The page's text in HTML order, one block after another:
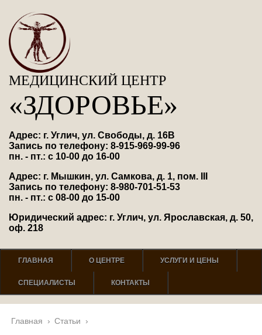
МЕДИЦИНСКИЙ ЦЕНТР
«ЗДОРОВЬЕ»
Адрес: г. Углич, ул. Свободы, д. 16В
Запись по телефону: 8-915-969-99-96
пн. - пт.: с 10-00 до 16-00
Адрес: г. Мышкин, ул. Самкова, д. 1, пом. III
Запись по телефону: 8-980-701-51-53
пн. - пт.: с 08-00 до 15-00
Юридический адрес: г. Углич, ул. Ярославская, д. 50,
оф. 218
ГЛАВНАЯ О ЦЕНТРЕ УСЛУГИ И ЦЕНЫ
СПЕЦИАЛИСТЫ КОНТАКТЫ
Главная › Статьи ›